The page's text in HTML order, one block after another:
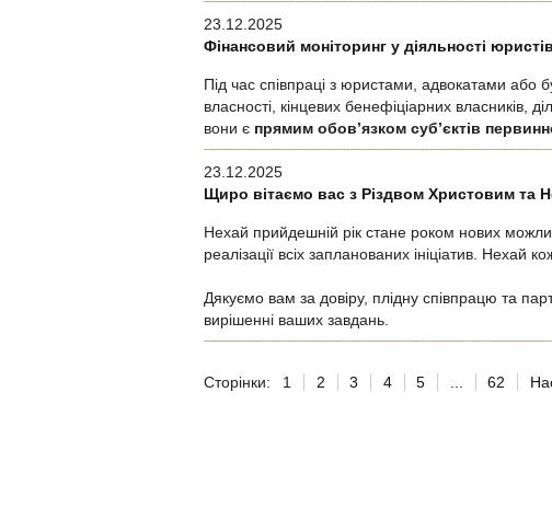
23.12.2025
Фінансовий моніторинг у діяльності
Під час співпраці з юристами, адвокатами або
власності, кінцевих бенефіціарних власників,
вони є прямим обов’язком суб’єктів
23.12.2025
Щиро вітаємо вас з Різдвом Христовим та
Нехай прийдешній рік стане роком нових
реалізації всіх запланованих ініціатив.
Дякуємо вам за довіру, плідну співпрацю та
вирішенні ваших завдань.
Сторінки: 1 2 3 4 5 ... 62